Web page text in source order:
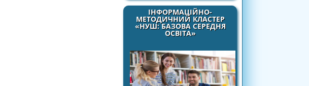
ІНФОРМАЦІЙНО-
МЕТОДИЧНИЙ КЛАСТЕР
«НУШ: БАЗОВА СЕРЕДНЯ
ОСВІТА»